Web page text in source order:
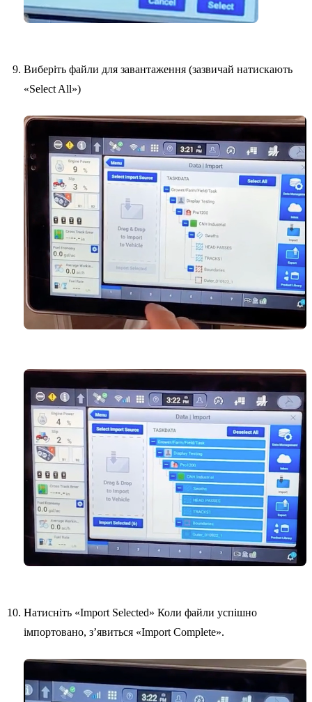
Виберіть файли для завантаження (зазвичай натискають
«Select All»)
Натисніть «Import Selected» Коли файли успішно
імпортовано, з’явиться «Import Complete».